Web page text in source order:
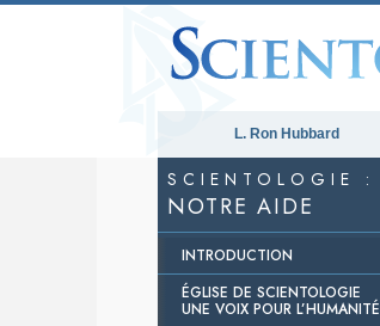
L. Ron Hubbard
SCIENTOLOGIE :
NOTRE AIDE
INTRODUCTION
ÉGLISE DE SCIENTOLOGIE
UNE VOIX POUR L’HUMANITÉ